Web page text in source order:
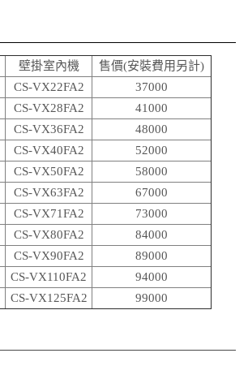
壁掛室內機
售價(安裝費用另計)
CS-VX22FA2
37000
CS-VX28FA2
41000
CS-VX36FA2
48000
CS-VX40FA2
52000
CS-VX50FA2
58000
CS-VX63FA2
67000
CS-VX71FA2
73000
CS-VX80FA2
84000
CS-VX90FA2
89000
CS-VX110FA2
94000
CS-VX125FA2 99000